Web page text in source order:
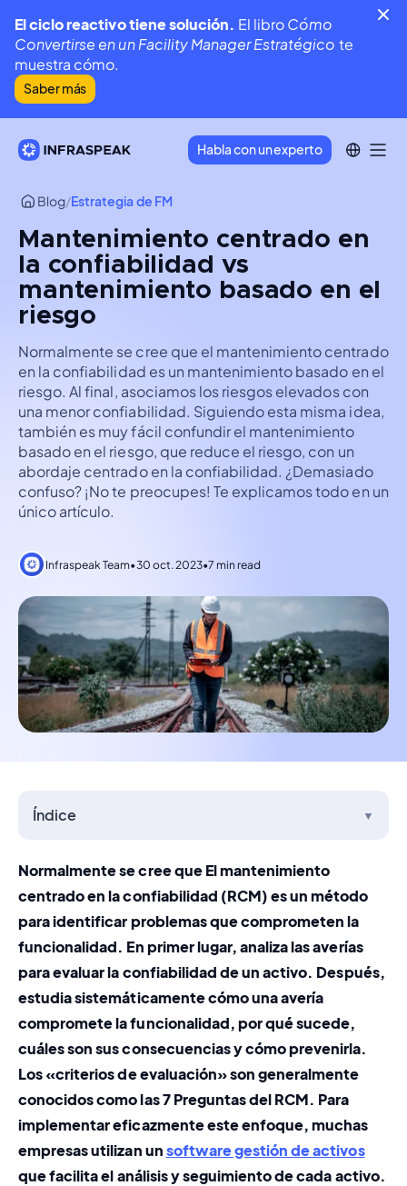
El ciclo reactivo tiene solución. El libroCómo
Convertirse en un Facility Manager Estratégico te
muestra cómo.
Saber más
Habla con un experto
Blog/Estrategia de FM
Mantenimiento centrado en
la confiabilidad vs
mantenimiento basado en el
riesgo
Normalmente se cree que el mantenimiento centrado
en la confiabilidad es un mantenimiento basado en el
riesgo. Al final, asociamos los riesgos elevados con
una menor confiabilidad. Siguiendo esta misma idea,
también es muy fácil confundir el mantenimiento
basado en el riesgo, que reduce el riesgo, con un
abordaje centrado en la confiabilidad. ¿Demasiado
confuso? ¡No te preocupes! Te explicamos todo en un
único artículo.
Infraspeak Team•30 oct. 2023•7 min read
Índice ▼
Normalmente se cree que El mantenimiento
centrado en la confiabilidad (RCM) es un método
para identificar problemas que comprometen la
funcionalidad. En primer lugar, analiza las averías
para evaluar la confiabilidad de un activo. Después,
estudia sistemáticamente cómo una avería
compromete la funcionalidad, por qué sucede,
cuáles son sus consecuencias y cómo prevenirla.
Los «criterios de evaluación» son generalmente
conocidos como las 7 Preguntas del RCM. Para
implementar eficazmente este enfoque, muchas
empresas utilizan un software gestión de activos
que facilita el análisis y seguimiento de cada activo.